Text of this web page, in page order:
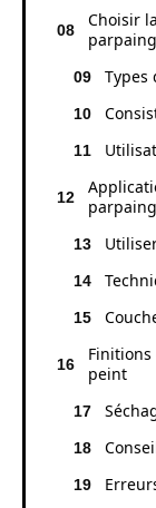
Choisir
parpaing
Types
parpaing
peint